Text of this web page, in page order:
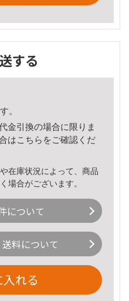
する
。
金引換の場合に限りま
はこちら をご確認くだ
在庫状況によって、商品
場合がございます。
について
料について
れる